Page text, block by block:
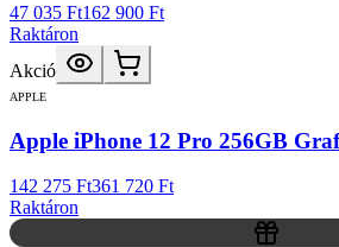
47 035 Ft162 900 Ft
Raktáron
Akció
APPLE
Apple iPhone 12 Pro 256GB
142 275 Ft361 720 Ft
Raktáron